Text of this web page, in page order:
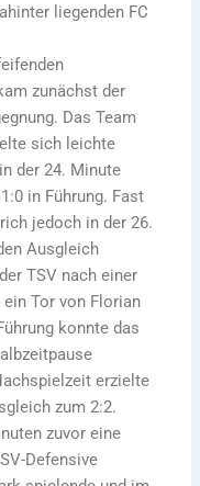
liegenden FC
zunächst der
Das Team
sich leichte
der 24. Minute
in Führung. Fast
jedoch in der 26.
Ausgleich
TSV nach einer
Tor von Florian
konnte das
erzielte
zum 2:2.
zuvor eine
Defensive